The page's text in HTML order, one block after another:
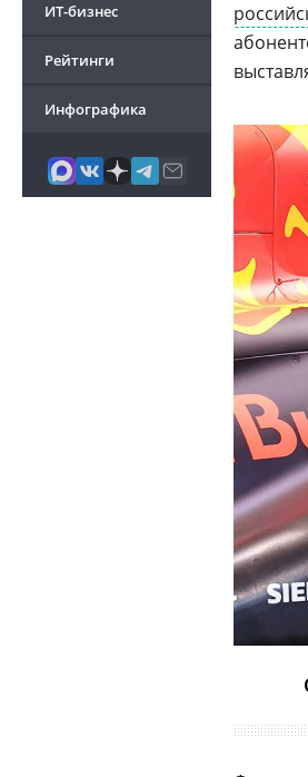
ИТ-бизнес
Рейтинги
Инфографика